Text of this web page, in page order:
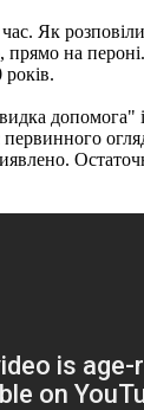
Як
прямо на
років.
допомога"